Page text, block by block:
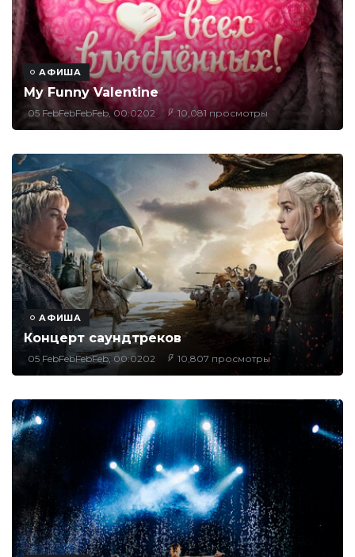
АФИША
My Funny Valentine
05 FebFebFebFeb, 00:0202 10,081 просмотры
АФИША
Концерт саундтреков
05 FebFebFebFeb, 00:0202 10,807 просмотры